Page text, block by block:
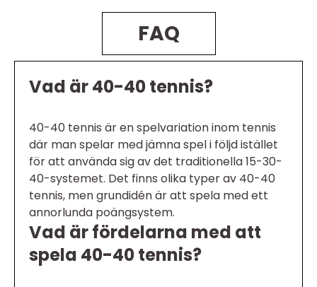
FAQ
Vad är 40-40 tennis?
40-40 tennis är en spelvariation inom tennis
där man spelar med jämna spel i följd istället
för att använda sig av det traditionella 15-30-
40-systemet. Det finns olika typer av 40-40
tennis, men grundidén är att spela med ett
annorlunda poängsystem.
Vad är fördelarna med att
spela 40-40 tennis?